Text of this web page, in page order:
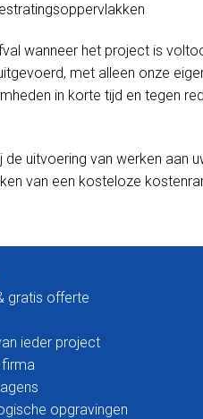
wanneer het project is
met alleen onze
in korte tijd en tegen
uitvoering van werken aan
van een kosteloze
gratis offerte
ieder project
opgravingen